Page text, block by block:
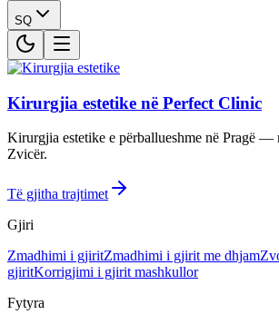
SQ
Kirurgjia estetike në Perfect Clinic
Kirurgjia estetike e përballueshme në Pragë —
Zvicër.
Të gjitha trajtimet
Gjiri
Zmadhimi i gjiritZmadhimi i gjirit me dhjam
gjiritKorrigjimi i gjirit mashkullor
Fytyra